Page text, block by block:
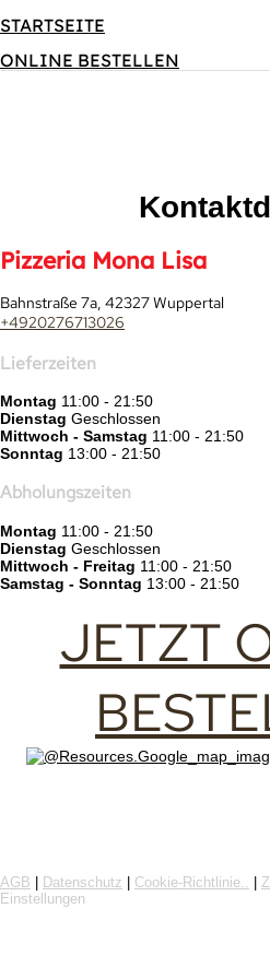
STARTSEITE
ONLINE BESTELLEN
Pizzeria Mona Lisa
Bahnstraße 7a, 42327 Wuppertal
+4920276713026
Lieferzeiten
Montag 11:00 - 21:50
Dienstag Geschlossen
Mittwoch - Samstag 11:00 - 21:50
Sonntag 13:00 - 21:50
Abholungszeiten
Montag 11:00 - 21:50
Dienstag Geschlossen
Mittwoch - Freitag 11:00 - 21:50
Samstag - Sonntag 13:00 - 21:50
JETZT
AGB Datenschutz Cookie-Richtlinie..
Einstellungen